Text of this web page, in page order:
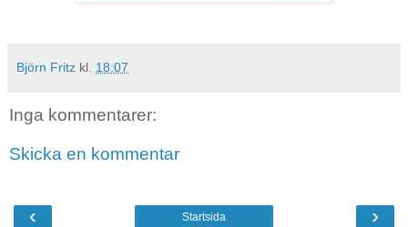
Björn Fritz kl. 18:07
Inga kommentarer:
Skicka en kommentar
‹ ›
Startsida